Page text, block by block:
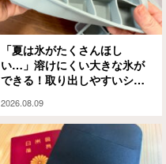
「夏は氷がたくさんほし
い…」溶けにくい大きな氷が
できる！取り出しやすいシリ
2026.08.09